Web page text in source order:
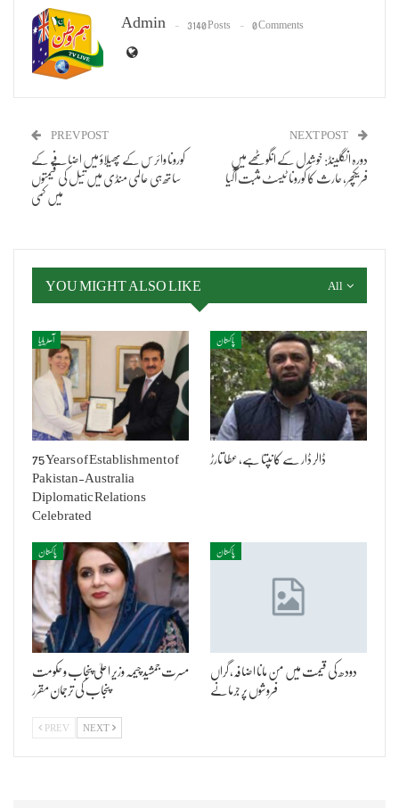
Admin 3140 Posts 0 Comments
PREV POST
کورونا وائرس کے پھیلاؤ میں اضافے کے
ساتھ ہی عالمی منڈی میں تیل کی قیمتوں
میں کمی
NEXT POST
دورہ انگلینڈ: خوشدل کے انگوٹھے میں
فریکچر، حارث کا کورونا ٹیسٹ مثبت آگیا
All
YOU MIGHT ALSO LIKE
آسٹریلیا
75 Years of Establishment of
Pakistan-Australia
Diplomatic Relations
Celebrated
پاکستان
ڈالر ڈار سے کانپتا ہے، عطا تارڑ
پاکستان
مسرت جمشید چیمہ وزیر اعلیٰ پنجاب و حکومت
پنجاب کی ترجمان مقرر
پاکستان
دودھ کی قیمت میں من مانا اضافہ، گراں
فروشوں پر جرمانے
PREV NEXT